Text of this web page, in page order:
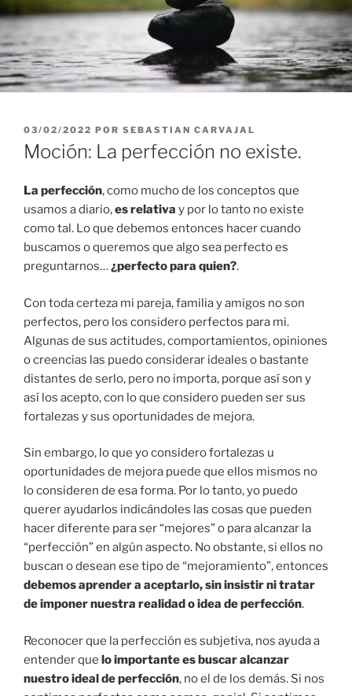
PUBLICADO
EL
03/02/2022 POR SEBASTIAN CARVAJAL
Moción: La perfección no existe.
La perfección, como mucho de los conceptos que
usamos a diario,es relativa y por lo tanto no existe
como tal. Lo que debemos entonces hacer cuando
buscamos o queremos que algo sea perfecto es
preguntarnos…¿perfecto para quien?.
Con toda certeza mi pareja, familia y amigos no son
perfectos, pero los considero perfectos para mi.
Algunas de sus actitudes, comportamientos, opiniones
o creencias las puedo considerar ideales o bastante
distantes de serlo, pero no importa, porque así son y
así los acepto, con lo que considero pueden ser sus
fortalezas y sus oportunidades de mejora.
Sin embargo, lo que yo considero fortalezas u
oportunidades de mejora puede que ellos mismos no
lo consideren de esa forma. Por lo tanto, yo puedo
querer ayudarlos indicándoles las cosas que pueden
hacer diferente para ser “mejores” o para alcanzar la
“perfección” en algún aspecto. No obstante, si ellos no
buscan o desean ese tipo de “mejoramiento”, entonces
debemos aprender a aceptarlo, sin insistir ni tratar
de imponer nuestra realidad o idea de perfección.
Reconocer que la perfección es subjetiva, nos ayuda a
entender que lo importante es buscar alcanzar
nuestro ideal de perfección, no el de los demás. Si nos